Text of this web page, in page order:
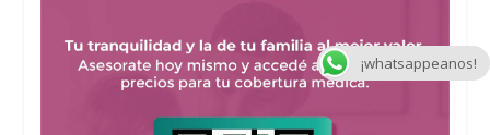
¡whatsappeanos!